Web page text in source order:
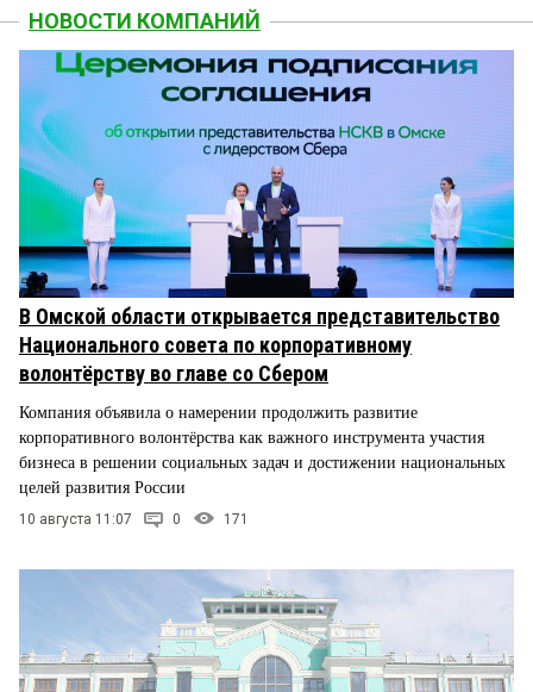
НОВОСТИ КОМПАНИЙ
В Омской области открывается представительство
Национального совета по корпоративному
волонтёрству во главе со Сбером
Компания объявила о намерении продолжить развитие
корпоративного волонтёрства как важного инструмента участия
бизнеса в решении социальных задач и достижении национальных
целей развития России
10 августа 11:07 0 171